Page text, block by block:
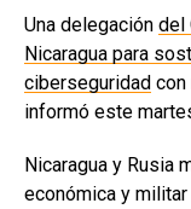
Una delegación del
Nicaragua para
ciberseguridad
informó este
Nicaragua y Rusia
económica y